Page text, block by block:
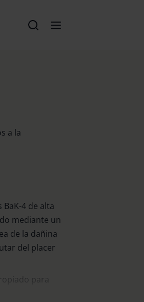
a la
4 de alta
mediante un
de la dañina
del placer
para